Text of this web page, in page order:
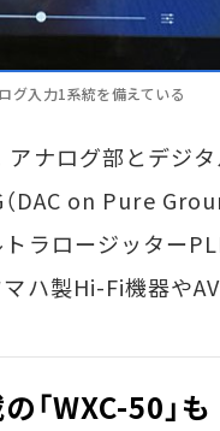
グ入力1系統を備えている
ナログ部とデジ
DAC on Pure
ラロージッター
ハ製Hi-Fi機器や
「WXC-50」も